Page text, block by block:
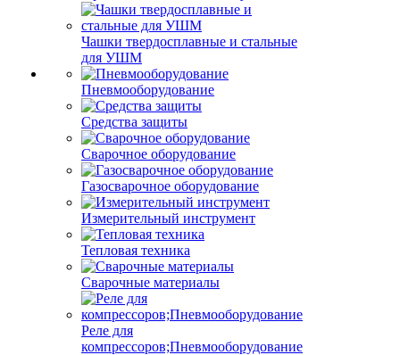
Чашки твердосплавные и стальные
для УШМ
Пневмооборудование
Средства защиты
Сварочное оборудование
Газосварочное оборудование
Измерительный инструмент
Тепловая техника
Сварочные материалы
Реле для
компрессоров;Пневмооборудование